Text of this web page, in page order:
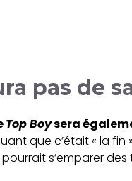
pas de
Top Boysera
que c’était « la fin
s’emparer